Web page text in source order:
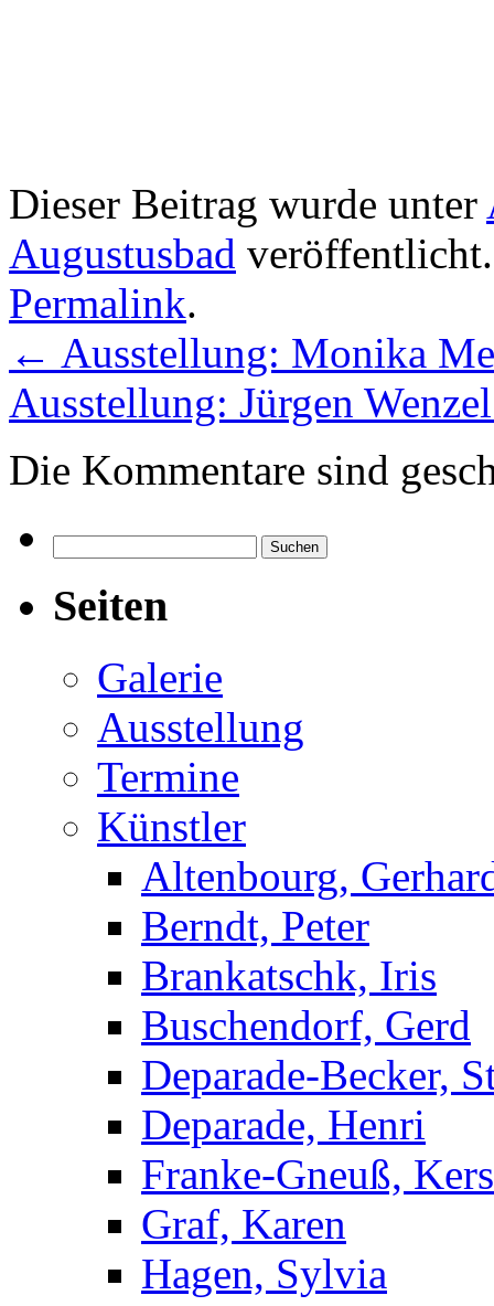
Dieser Beitrag wurde unter
Augustusbad veröffentlicht.
Permalink.
← Ausstellung: Monika
Ausstellung: Jürgen
Die Kommentare sind
nach:
Seiten
Galerie
Ausstellung
Termine
Künstler
Altenbourg,
Berndt, Peter
Brankatschk, Iris
Buschendorf, Gerd
Deparade-Becker,
Deparade, Henri
Franke-Gneuß,
Graf, Karen
Hagen, Sylvia